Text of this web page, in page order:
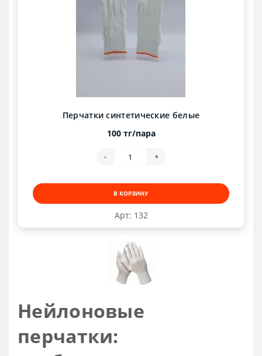
Арт: 132
Перчатки синтетические белые
100 тг/пара
- +
В КОРЗИНУ
Нейлоновые
перчатки: